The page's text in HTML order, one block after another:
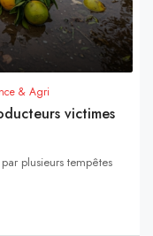
& Agri
victimes
plusieurs tempêtes